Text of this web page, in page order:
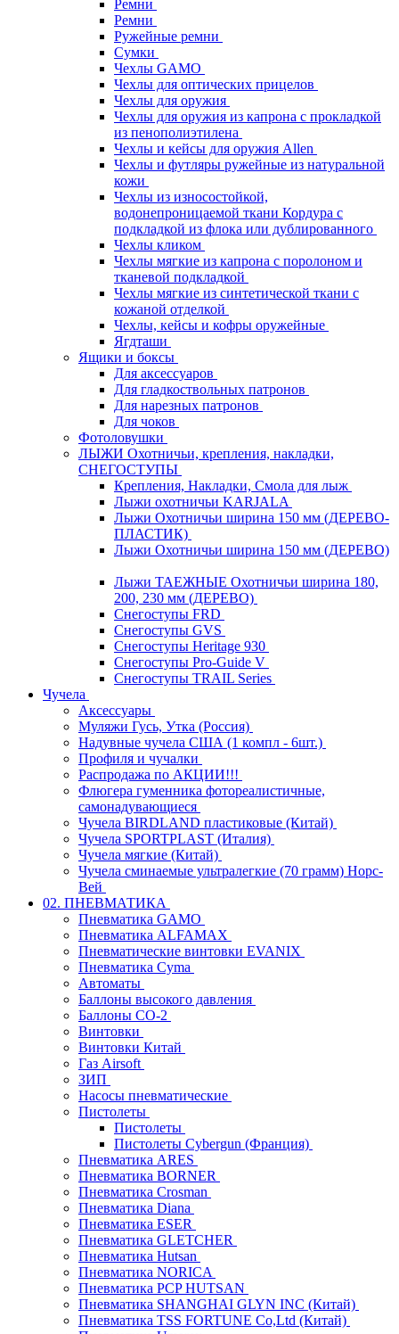
Ремни
Ремни
Ружейные ремни
Сумки
Чехлы GAMO
Чехлы для оптических прицелов
Чехлы для оружия
Чехлы для оружия из капрона с прокладкой
из пенополиэтилена
Чехлы и кейсы для оружия Allen
Чехлы и футляры ружейные из натуральной
кожи
Чехлы из износостойкой,
водонепроницаемой ткани Кордура с
подкладкой из флока или дублированного
Чехлы кликом
Чехлы мягкие из капрона с поролоном и
тканевой подкладкой
Чехлы мягкие из синтетической ткани с
кожаной отделкой
Чехлы, кейсы и кофры оружейные
Ягдташи
Ящики и боксы
Для аксессуаров
Для гладкоствольных патронов
Для нарезных патронов
Для чоков
Фотоловушки
ЛЫЖИ Охотничьи, крепления, накладки,
СНЕГОСТУПЫ
Крепления, Накладки, Смола для лыж
Лыжи охотничьи KARJALA
Лыжи Охотничьи ширина 150 мм (ДЕРЕВО-
ПЛАСТИК)
Лыжи Охотничьи ширина 150 мм (ДЕРЕВО)
Лыжи ТАЕЖНЫЕ Охотничьи ширина 180,
200, 230 мм (ДЕРЕВО)
Снегоступы FRD
Снегоступы GVS
Снегоступы Heritage 930
Снегоступы Pro-Guide V
Снегоступы TRAIL Series
Чучела
Аксессуары
Муляжи Гусь, Утка (Россия)
Надувные чучела США (1 компл - 6шт.)
Профиля и чучалки
Распродажа по АКЦИИ!!!
Флюгера гуменника фотореалистичные,
самонадувающиеся
Чучела BIRDLAND пластиковые (Китай)
Чучела SPORTPLAST (Италия)
Чучела мягкие (Китай)
Чучела сминаемые ультралегкие (70 грамм) Норс-
Вей
02. ПНЕВМАТИКА
Пневматика GAMO
Пневматика ALFAMAX
Пневматические винтовки EVANIX
Пневматика Cyma
Автоматы
Баллоны высокого давления
Баллоны СО-2
Винтовки
Винтовки Китай
Газ Airsoft
ЗИП
Насосы пневматические
Пистолеты
Пистолеты
Пистолеты Cybergun (Франция)
Пневматика ARES
Пневматика BORNER
Пневматика Crosman
Пневматика Diana
Пневматика ESER
Пневматика GLETCHER
Пневматика Hutsan
Пневматика NORICA
Пневматика PCP HUTSAN
Пневматика SHANGHAI GLYN INC (Китай)
Пневматика TSS FORTUNE Co,Ltd (Китай)